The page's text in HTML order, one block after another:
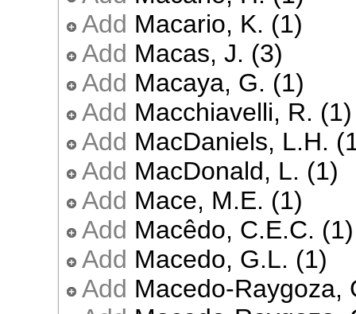
Add Macario, K. (1)
Add Macas, J. (3)
Add Macaya, G. (1)
Add Macchiavelli, R. (1)
Add MacDaniels, L.H.
Add MacDonald, L. (1)
Add Mace, M.E. (1)
Add Macêdo, C.E.C. (1)
Add Macedo, G.L. (1)
Add Macedo-Raygoza,